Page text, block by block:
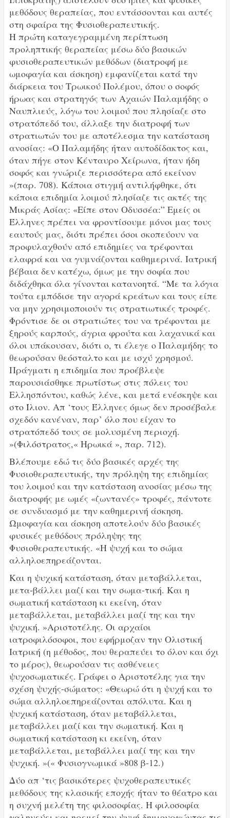
μεθόδους θεραπείας, που εντάσσονται και αυτές
στη σφαίρα της Φυσιοθεραπευτικής.
Η πρώτη καταγεγραμμένη περίπτωση
προληπτικής θεραπείας μέσω δύο βασικών
φυσιοθεραπευτικών μεθόδων (διατροφή με
ωμοφαγία και άσκηση) εμφανίζεται κατά την
διάρκεια του Τρωικού Πολέμου, όπου ο σοφός
ήρωας και στρατηγός των Αχαιών Παλαμήδης ο
Ναυπλιεύς, λόγω του λοιμού που πλησίαζε στο
στρατόπεδό του, άλλαξε την διατροφή των
στρατιωτών του με αποτέλεσμα την κατάσταση
ανοσίας: «Ο Παλαμήδης ήταν αυτοδίδακτος και,
όταν πήγε στον Κένταυρο Χείρωνα, ήταν ήδη
σοφός και γνώριζε περισσότερα από εκείνον
»(παρ. 708). Κάποια στιγμή αντιλήφθηκε, ότι
κάποια επιδημία λοιμού πλησίαζε τις ακτές της
Μικράς Ασίας: «Είπε στον Οδυσσέα:” Εμείς οι
Έλληνες πρέπει να φροντίσουμε μόνοι μας τους
εαυτούς μας, διότι πρέπει όσοι σκοπεύουν να
προφυλαχθούν από επιδημίες να τρέφονται
ελαφρά και να γυμνάζονται καθημερινά. Ιατρική
βέβαια δεν κατέχω, όμως με την σοφία που
διδάχθηκα όλα γίνονται κατανοητά. “Με τα λόγια
τούτα εμπόδισε την αγορά κρεάτων και τους είπε
να μην χρησιμοποιούν τις στρατιωτικές τροφές.
Φρόντισε δε οι στρατιώτες του να τρέφονται με
ξηρούς καρπούς, άγρια ​​φρούτα και λαχανικά και
όλοι υπάκουσαν, διότι ο, τι έλεγε ο Παλαμήδης το
θεωρούσαν θεόσταλτο και με ισχύ χρησμού.
Πράγματι η επιδημία που προέβλεψε
παρουσιάσθηκε πρωτίστως στις πόλεις του
Ελλησπόντου, καθώς λένε, και μετά ενέσκηψε και
στο Ίλιον. Απ ‘τους Έλληνες όμως δεν προσέβαλε
σχεδόν κανέναν, παρ’ όλο που είχαν το
στρατόπεδό τους σε μολυσμένη περιοχή.
»(Φιλόστρατος,« Ηρωικά », παρ. 712).
Βλέπουμε εδώ τις δύο βασικές αρχές της
Φυσιοθεραπευτικής, την πρόληψη της επιδημίας
του λοιμού και την κατάσταση ανοσίας μέσω της
διατροφής με ωμές «ζωντανές» τροφές, πάντοτε
σε συνδυασμό με την καθημερινή άσκηση.
Ωμοφαγία και άσκηση αποτελούν δύο βασικές
φυσικές μεθόδους πρόληψης της
Φυσιοθεραπευτικής. «Η ψυχή και το σώμα
αλληλοεπηρεάζονται.
Και η ψυχική κατάσταση, όταν μεταβάλλεται,
μετα-βάλλει μαζί και την σωμα-τική. Και η
σωματική κατάσταση κι εκείνη, όταν
μεταβάλλεται, μεταβάλλει μαζί της και την
ψυχική. »Αριστοτέλης. Οι αρχαίοι
ιατροφιλόσοφοι, που εφήρμοζαν την Ολιστική
Ιατρική (η μέθοδος, που θεραπεύει το όλον και όχι
το μέρος), θεωρούσαν τις ασθένειες
ψυχοσωματικές. Γράφει ο Αριστοτέλης για την
σχέση ψυχής-σώματος: «Θεωρώ ότι η ψυχή και το
σώμα αλληλοεπηρεάζονται απόλυτα. Και η
ψυχική κατάσταση, όταν μεταβάλλεται,
μεταβάλλει μαζί και την σωματική. Και η
σωματική κατάσταση κι εκείνη, όταν
μεταβάλλεται, μεταβάλλει μαζί της και την
ψυχική. »(« Φυσιογνωμικά »808 β-12.)
Δύο απ ‘τις βασικότερες ψυχοθεραπευτικές
μεθόδους της κλασικής εποχής ήταν το θέατρο και
η συχνή μελέτη της φιλοσοφίας. Η φιλοσοφία